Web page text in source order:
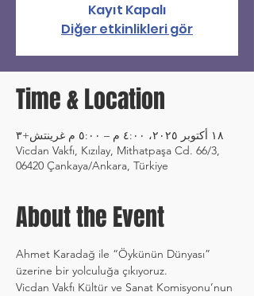
Kayıt Kapalı
Diğer etkinlikleri gör
Time & Location
١٨ أكتوبر ٢٠٢٥، ٤:٠٠ م – ٥:٠٠ م غرينتش+٣
Vicdan Vakfı, Kızılay, Mithatpaşa Cd. 66/3,
06420 Çankaya/Ankara, Türkiye
About the Event
Ahmet Karadağ ile “Öykünün Dünyası”
üzerine bir yolculuğa çıkıyoruz.
Vicdan Vakfı Kültür ve Sanat Komisyonu’nun